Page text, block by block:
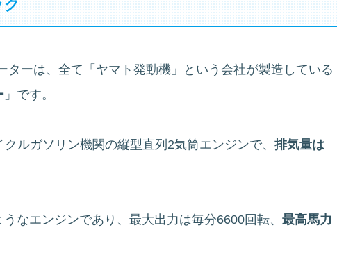
ク
ターは、全て「ヤマト発動機」という会社が製造している
」です。
ルガソリン機関の縦型直列2気筒エンジンで、 排気量は
なエンジンであり、最大出力は毎分6600回転、 最高馬力